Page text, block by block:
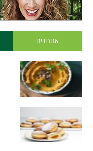
אחרונים